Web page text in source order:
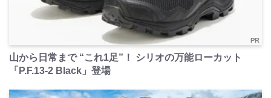
PR
山から日常まで “これ1足”！ シリオの万能ローカット
「P.F.13-2 Black」登場